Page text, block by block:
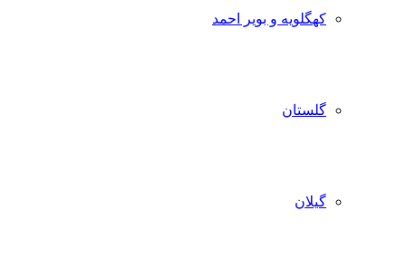
کهگلویه و بویر احمد
گلستان
گیلان